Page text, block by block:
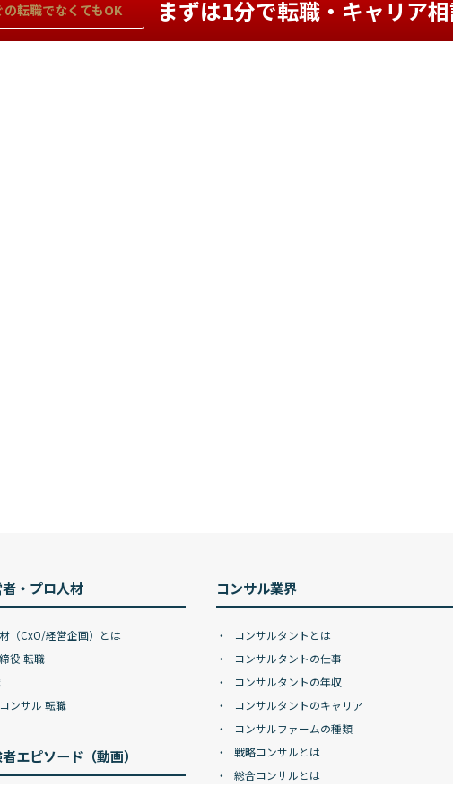
の転職でなくてもOK まずは1分で転職・キャリア
・プロ人材
（CxO/経営企画）とは
役 転職
ンサル 転職
エピソード（動画）
コンサル業界
コンサルタントとは
コンサルタントの仕事
コンサルタントの年収
コンサルタントのキャリア
コンサルファームの種類
戦略コンサルとは
総合コンサルとは